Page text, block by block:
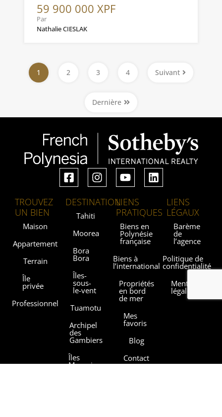
59 900 000 XPF
Par
Nathalie CIESLAK
1 2 3 4 Suivant
Dernière
TROUVEZ
UN BIEN
Maison
Appartement
Terrain
Île
privée
Professionnel
DESTINATION
Tahiti
Moorea
Bora
Bora
Îles-
sous-
le-vent
Tuamotu
Archipel
des
Gambiers
Îles
Marquises
LIENS
PRATIQUES
Biens en
Polynésie
française
Biens à
l’international
Propriétés
en bord
de mer
Mes
favoris
Blog
Contact
LIENS
LÉGAUX
Barème
de
l’agence
Politique de
confidentialité
Mentions
légales